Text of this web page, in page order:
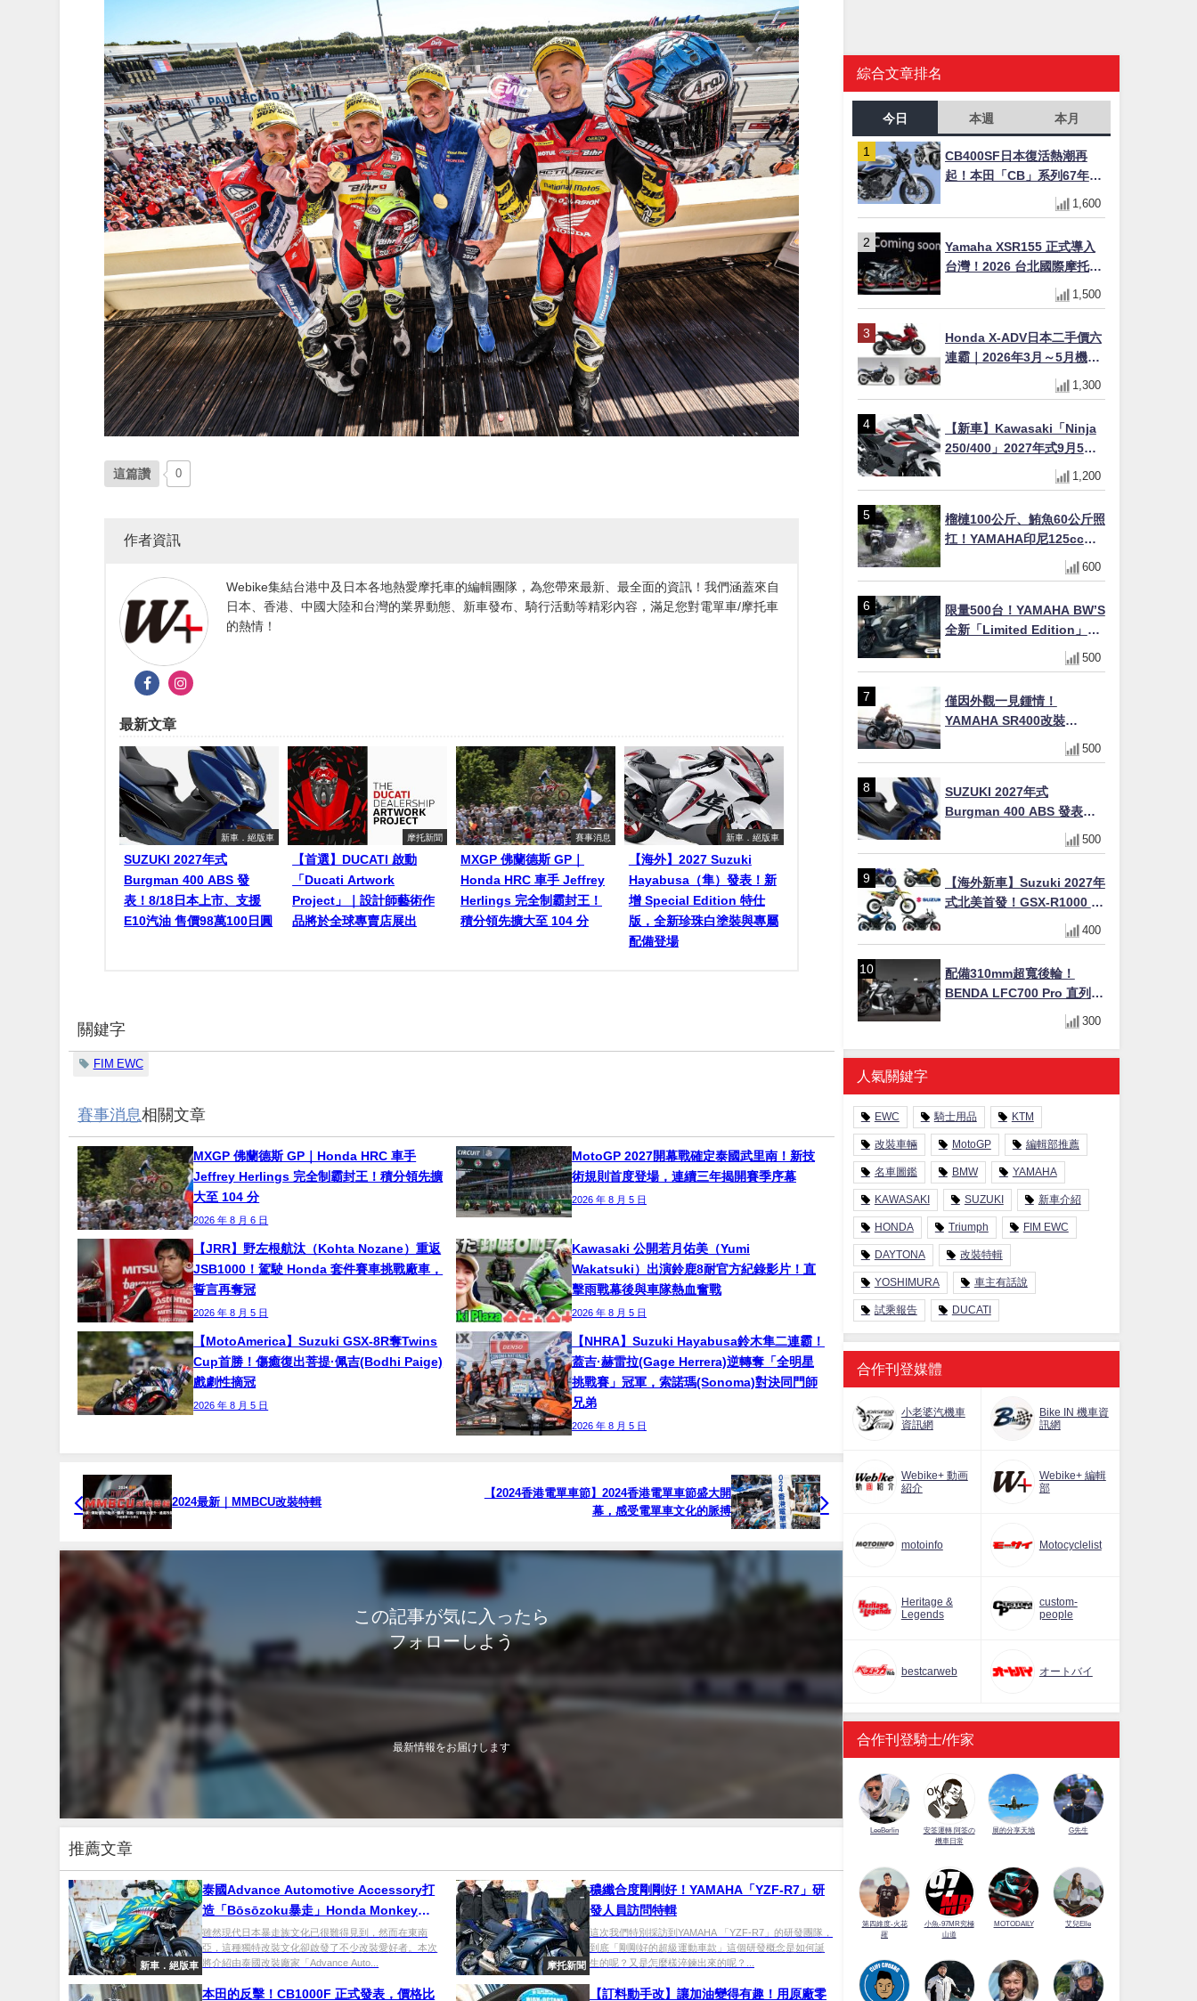
這篇讚 0
作者資訊
Webike集結台港中及日本各地熱愛摩托車的編輯團隊，為您帶來最新、最全面的資訊！我們涵蓋來自
日本、香港、中國大陸和台灣的業界動態、新車發布、騎行活動等精彩內容，滿足您對電單車/摩托車
的熱情！
最新文章
新車．絕版車
SUZUKI 2027年式
Burgman 400 ABS 發
表！8/18日本上市、支援
E10汽油 售價98萬100日圓
摩托新聞
【首選】DUCATI 啟動
「Ducati Artwork
Project」｜設計師藝術作
品將於全球專賣店展出
賽事消息
MXGP 佛蘭德斯 GP｜
Honda HRC 車手 Jeffrey
Herlings 完全制霸封王！
積分領先擴大至 104 分
新車．絕版車
【海外】2027 Suzuki
Hayabusa（隼）發表！新
增 Special Edition 特仕
版，全新珍珠白塗裝與專屬
配備登場
關鍵字
FIM EWC
賽事消息相關文章
MXGP 佛蘭德斯 GP｜Honda HRC 車手
Jeffrey Herlings 完全制霸封王！積分領先擴
大至 104 分
2026 年 8 月 6 日
MotoGP 2027開幕戰確定泰國武里南！新技
術規則首度登場，連續三年揭開賽季序幕
2026 年 8 月 5 日
【JRR】野左根航汰（Kohta Nozane）重返
JSB1000！駕駛 Honda 套件賽車挑戰廠車，
誓言再奪冠
2026 年 8 月 5 日
Kawasaki 公開若月佑美（Yumi
Wakatsuki）出演鈴鹿8耐官方紀錄影片！直
擊雨戰幕後與車隊熱血奮戰
2026 年 8 月 5 日
【MotoAmerica】Suzuki GSX-8R奪Twins
Cup首勝！傷癒復出菩提·佩吉(Bodhi Paige)
戲劇性摘冠
2026 年 8 月 5 日
【NHRA】Suzuki Hayabusa鈴木隼二連霸！
蓋吉·赫雷拉(Gage Herrera)逆轉奪「全明星
挑戰賽」冠軍，索諾瑪(Sonoma)對決同門師
兄弟
2026 年 8 月 5 日
2024最新｜MMBCU改裝特輯
【2024香港電單車節】2024香港電單車節盛大開
幕，感受電單車文化的脈搏
この記事が気に入ったら
フォローしよう
最新情報をお届けします
推薦文章
新車．絕版車
泰國Advance Automotive Accessory打
造「Bōsōzoku暴走」Honda Monkey
125，東南亞掀起暴走族熱潮！
雖然現代日本暴走族文化已很難得見到，然而在東南
亞，這種獨特改裝文化卻啟發了不少改裝愛好者。本次
將介紹由泰國改裝廠家「Advance Auto...
摩托新聞
穠纖合度剛剛好！YAMAHA「YZF-R7」研
發人員訪問特輯
這次我們特別採訪到YAMAHA 「YZF-R7」的研發團隊，
到底「剛剛好的超級運動車款」這個研發概念是如何誕
生的呢？又是怎麼樣淬鍊出來的呢？...
本田的反擊！CB1000F 正式發表，價格比 【訂料動手改】讓加油變得有趣！用原廠零
綜合文章排名
今日 本週 本月
CB400SF日本復活熱潮再
起！本田「CB」系列67年傳
奇解密 與CBR差異一次搞懂
1,600
Yamaha XSR155 正式導入
台灣！2026 台北國際摩托車
展亮相，70 週年紀念版
YZF-R 系列限量追加販售
1,500
Honda X-ADV日本二手價六
連霸｜2026年3月～5月機車
轉售排行榜 CBR1000RR-R
FIREBLADE SP首度躋身前
1,300
【新車】Kawasaki「Ninja
250/400」2027年式9月5日
日本發售！新塗裝登場×價格
不變×輔助滑動式離合器
1,200
榴槤100公斤、鮪魚60公斤照
扛！YAMAHA印尼125cc速
克達Gear Ultima 2740公里
耐操實測
600
限量500台！YAMAHA BW’S
全新「Limited Edition」都
市探索限定色 GOOPiMADE
聯名包同步登場
500
僅因外觀一見鍾情！
YAMAHA SR400改裝
Tracker風格｜ 女車主的機車
人生蛻變記
500
SUZUKI 2027年式
Burgman 400 ABS 發表！
8/18日本上市、支援E10汽油
售價98萬100日圓
500
【海外新車】Suzuki 2027年
式北美首發！GSX-R1000 40
週年紀念×SV-7GX新款跨界
車×RM-Z450 Ken Roczen
400
配備310mm超寬後輪！
BENDA LFC700 Pro 直列四
缸巡航車挑戰歐洲市場
300
人氣關鍵字
EWC 騎士用品 KTM
改裝車輛 MotoGP 編輯部推薦
名車圖鑑 BMW YAMAHA
KAWASAKI SUZUKI 新車介紹
HONDA Triumph FIM EWC
DAYTONA 改裝特輯
YOSHIMURA 車主有話說
試乘報告 DUCATI
合作刊登媒體
小老婆汽機車
資訊網
Bike IN 機車資
訊網
Webike+ 動画
紹介
Webike+ 編輯
部
motoinfo Motocyclelist
Heritage &
Legends
custom-
people
bestcarweb オートバイ
合作刊登騎士/作家
LeeBerlin
安筌運轉 阿筌の
機車日常
展的分享天地 G先生
第四維度-火花
羅
小魚-97MR究極
山道
MOTODAILY 艾兒Elle